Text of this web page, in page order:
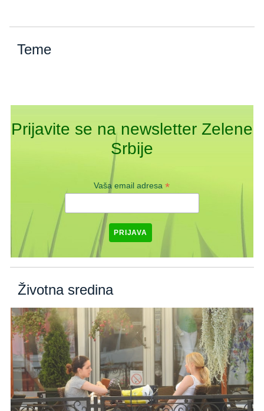
Teme
Prijavite se na newsletter Zelene
Srbije
Vaša email adresa*
Životna sredina